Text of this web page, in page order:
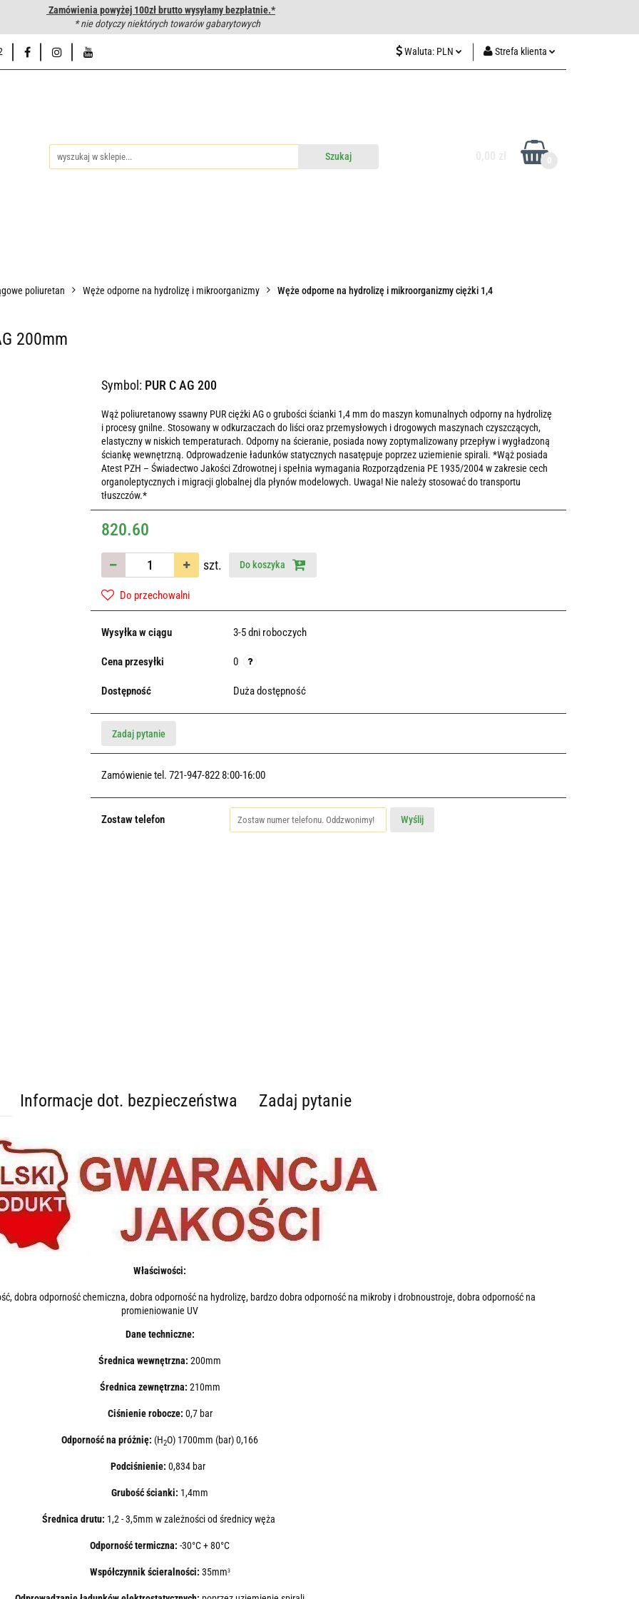
Zamówienia powyżej 100zł brutto wysyłamy bezpłatnie.*
* nie dotyczy niektórych towarów gabarytowych
Waluta: PLN Strefa klienta
węży hydraulicznych Hurtownia Napisz do nas
poliuretan Węże odporne na hydrolizę i mikroorganizmy Węże odporne na hydrolizę i mikroorganizmy ciężki 1,4
200mm
Symbol: PUR C AG 200
Wąż poliuretanowy ssawny PUR ciężki AG o grubości ścianki 1,4 mm do maszyn komunalnych odporny na hydrolizę
i procesy gnilne. Stosowany w odkurzaczach do liści oraz przemysłowych i drogowych maszynach czyszczących,
elastyczny w niskich temperaturach. Odporny na ścieranie, posiada nowy zoptymalizowany przepływ i wygładzoną
ściankę wewnętrzną. Odprowadzenie ładunków statycznych nasatępuje poprzez uziemienie spirali. *Wąż posiada
Atest PZH – Świadectwo Jakości Zdrowotnej i spełnia wymagania Rozporządzenia PE 1935/2004 w zakresie cech
organoleptycznych i migracji globalnej dla płynów modelowych. Uwaga! Nie należy stosować do transportu
tłuszczów.*
820.60
szt. Do koszyka
Do przechowalni
Wysyłka w ciągu 3-5 dni roboczych
Cena przesyłki 0
Dostępność Duża dostępność
Zadaj pytanie
Zamówienie tel. 721-947-822 8:00-16:00
Zostaw telefon Wyślij
Informacje dot. bezpieczeństwa Zadaj pytanie
Właściwości:
dobra odporność chemiczna, dobra odporność na hydrolizę, bardzo dobra odporność na mikroby i drobnoustroje, dobra odporność na
promieniowanie UV
Dane techniczne:
Średnica wewnętrzna: 200mm
Średnica zewnętrzna: 210mm
Ciśnienie robocze: 0,7 bar
Odporność na próżnię: (H2O) 1700mm (bar) 0,166
Podciśnienie: 0,834 bar
Grubość ścianki: 1,4mm
Średnica drutu: 1,2 - 3,5mm w zależności od średnicy węża
Odporność termiczna: -30°C + 80°C
Współczynnik ścieralności: 35mm3